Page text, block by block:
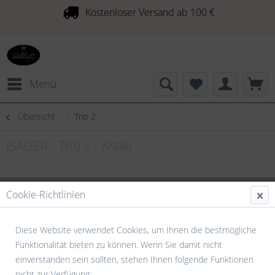
Kostenloser Versand ab 100 €
Menü
Übersicht Trio 2
Cookie-Richtlinien
Diese Website verwendet Cookies, um Ihnen die bestmögliche
Funktionalität bieten zu können. Wenn Sie damit nicht
einverstanden sein sollten, stehen Ihnen folgende Funktionen